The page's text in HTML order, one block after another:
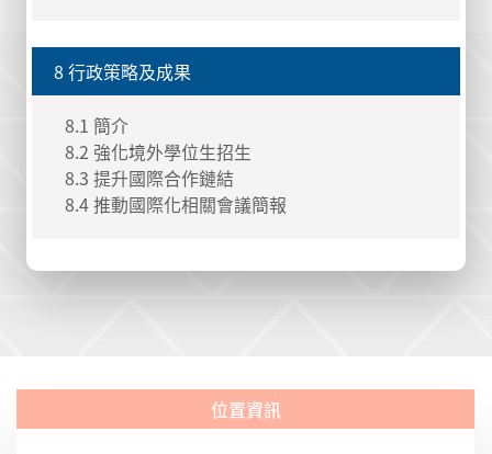
8 行政策略及成果
8.1 簡介
8.2 強化境外學位生招生
8.3 提升國際合作鏈結
8.4 推動國際化相關會議簡報